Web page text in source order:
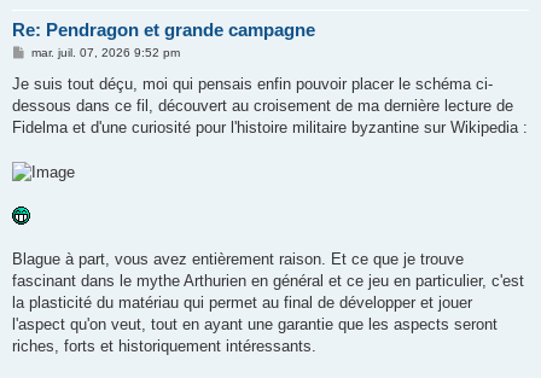
Re: Pendragon et grande campagne
M
s
a
g
mar. juil. 07, 2026 9:52 pm
Je suis tout déçu, moi qui pensais enfin pouvoir placer le schéma ci-
dessous dans ce fil, découvert au croisement de ma dernière lecture de
Fidelma et d'une curiosité pour l'histoire militaire byzantine sur Wikipedia :
Blague à part, vous avez entièrement raison. Et ce que je trouve
fascinant dans le mythe Arthurien en général et ce jeu en particulier, c'est
la plasticité du matériau qui permet au final de développer et jouer
l'aspect qu'on veut, tout en ayant une garantie que les aspects seront
riches, forts et historiquement intéressants.